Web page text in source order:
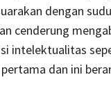
dengan
cenderung
intelektualitas
dan ini